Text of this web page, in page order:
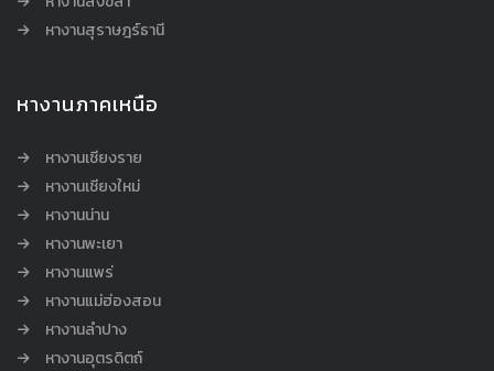
หางานสุราษฎร์ธานี
หางานภาคเหนือ
หางานเชียงราย
หางานเชียงใหม่
หางานน่าน
หางานพะเยา
หางานแพร่
หางานแม่ฮ่องสอน
หางานลำปาง
หางานอุตรดิตถ์